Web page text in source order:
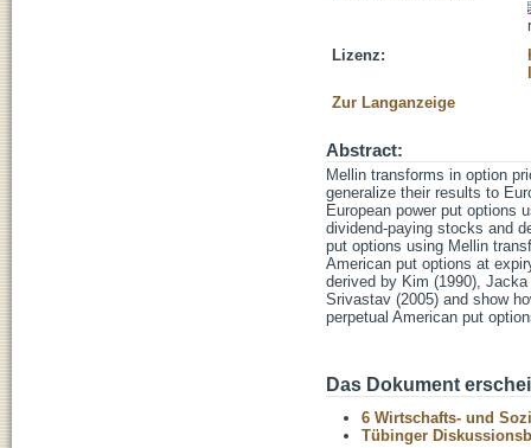
Lizenz:
Zur Langanzeige
Abstract:
Mellin transforms in option
generalize their results to
European power put options
dividend-paying stocks and
put options using Mellin
American put options at
derived by Kim (1990),
Srivastav (2005) and show
perpetual American put
Das Dokument
6 Wirtschafts- und
Tübinger